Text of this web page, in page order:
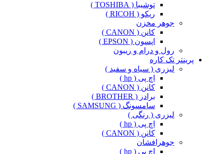
توشیبا ( TOSHIBA )
ریکو ( RICOH )
جوهر مخزن
کانن ( CANON )
اپسون ( EPSON )
رول و درام و ریبون
پرینتر تک کاره
لیزری ( سیاه و سفید )
اچ پی ( hp )
کانن ( CANON )
برادر ( BROTHER )
سامسونگ ( SAMSUNG )
لیزری ( رنگی )
اچ پی ( hp )
کانن ( CANON )
جوهرافشان
اچ پی ( hp )